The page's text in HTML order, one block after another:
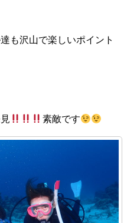
も沢山で楽しいポイント
素敵です